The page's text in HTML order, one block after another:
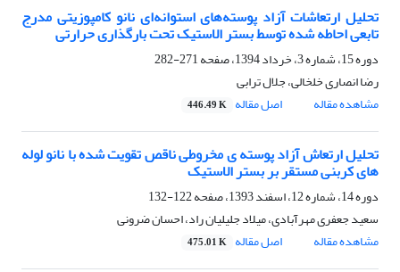
تحلیل ارتعاشات آزاد پوسته‌های استوانه‌ای نانو کامپوزیتی مدرج
تابعی احاطه شده توسط بستر الاستیک تحت بارگذاری حرارتی
دوره 15، شماره 3، خرداد 1394، صفحه
271-282
رضا انصاری خلخالی، جلال ترابی
مشاهده مقاله
اصل مقاله 446.49 K
تحلیل ارتعاش آزاد پوسته ی مخروطی ناقص تقویت شده با نانو لوله
های کربنی مستقر بر بستر الاستیک
دوره 14، شماره 12، اسفند 1393، صفحه
122-132
سعید جعفری مهرآبادی، میلاد جلیلیان راد، احسان ضرونی
مشاهده مقاله
اصل مقاله 475.01 K